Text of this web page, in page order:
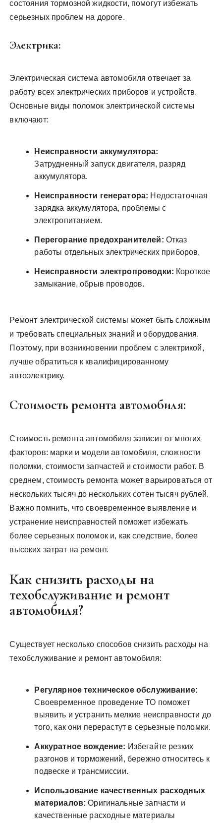
состояния тормозной жидкости, помогут избежать
серьезных проблем на дороге.
Электрика:
Электрическая система автомобиля отвечает за
работу всех электрических приборов и устройств.
Основные виды поломок электрической системы
включают:
Неисправности аккумулятора:
Затрудненный запуск двигателя, разряд
аккумулятора.
Неисправности генератора: Недостаточная
зарядка аккумулятора, проблемы с
электропитанием.
Перегорание предохранителей: Отказ
работы отдельных электрических приборов.
Неисправности электропроводки: Короткое
замыкание, обрыв проводов.
Ремонт электрической системы может быть сложным
и требовать специальных знаний и оборудования.
Поэтому, при возникновении проблем с электрикой,
лучше обратиться к квалифицированному
автоэлектрику.
Стоимость ремонта автомобиля:
Стоимость ремонта автомобиля зависит от многих
факторов: марки и модели автомобиля, сложности
поломки, стоимости запчастей и стоимости работ. В
среднем, стоимость ремонта может варьироваться от
нескольких тысяч до нескольких сотен тысяч рублей.
Важно помнить, что своевременное выявление и
устранение неисправностей поможет избежать
более серьезных поломок и, как следствие, более
высоких затрат на ремонт.
Как снизить расходы на
техобслуживание и ремонт
автомобиля?
Существует несколько способов снизить расходы на
техобслуживание и ремонт автомобиля:
Регулярное техническое обслуживание:
Своевременное проведение ТО поможет
выявить и устранить мелкие неисправности до
того, как они перерастут в серьезные поломки.
Аккуратное вождение: Избегайте резких
разгонов и торможений, бережно относитесь к
подвеске и трансмиссии.
Использование качественных расходных
материалов: Оригинальные запчасти и
качественные расходные материалы